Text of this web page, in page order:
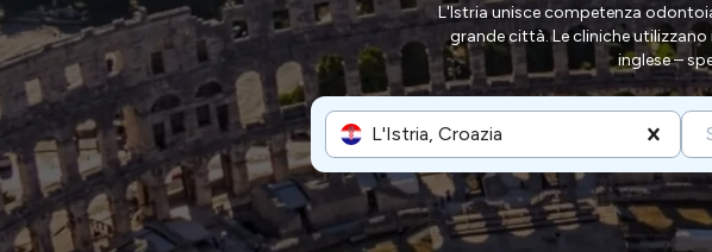
L'Istria unisce competenza
grande città. Le cliniche
inglese –
L'Istria, Croazia